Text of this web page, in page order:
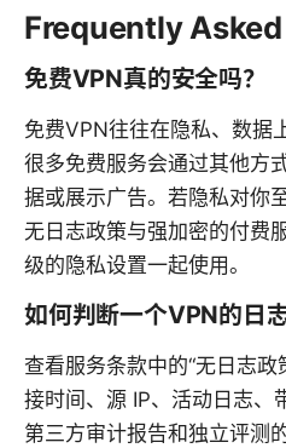
Frequently
免费VPN真的安全吗？
免费VPN往往在隐私、数据
很多免费服务会通过其他方
据或展示广告。若隐私对你
无日志政策与强加密的付费
级的隐私设置一起使用。
如何判断一个VPN的日
查看服务条款中的“无日志
接时间、源 IP、活动日志、
第三方审计报告和独立评测